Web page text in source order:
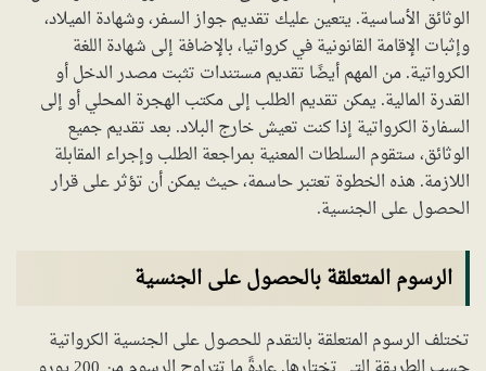
الوثائق الأساسية. يتعين عليك تقديم جواز السفر، وشهادة الميلاد،
وإثبات الإقامة القانونية في كرواتيا، بالإضافة إلى شهادة اللغة
الكرواتية. من المهم أيضًا تقديم مستندات تثبت مصدر الدخل أو
القدرة المالية. يمكن تقديم الطلب إلى مكتب الهجرة المحلي أو إلى
السفارة الكرواتية إذا كنت تعيش خارج البلاد. بعد تقديم جميع
الوثائق، ستقوم السلطات المعنية بمراجعة الطلب وإجراء المقابلة
اللازمة. هذه الخطوة تعتبر حاسمة، حيث يمكن أن تؤثر على قرار
الحصول على الجنسية.
الرسوم المتعلقة بالحصول على الجنسية
تختلف الرسوم المتعلقة بالتقدم للحصول على الجنسية الكرواتية